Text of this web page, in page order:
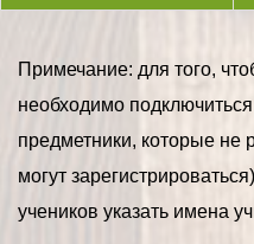
Примечание: для того,
необходимо
предметники, которые не
могут
учеников указать имена